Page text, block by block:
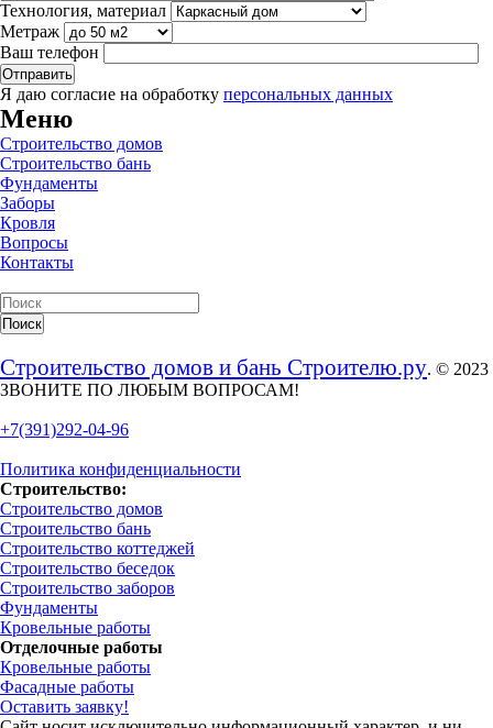
Технология, материал
Метраж
Ваш телефон
Я даю согласие на обработку персональных данных
Меню
Строительство домов
Строительство бань
Фундаменты
Заборы
Кровля
Вопросы
Контакты
Строительство домов и бань Строителю.ру. © 2023
ЗВОНИТЕ ПО ЛЮБЫМ ВОПРОСАМ!
+7(391)292-04-96
Политика конфиденциальности
Строительство:
Строительство домов
Строительство бань
Строительство коттеджей
Строительство беседок
Строительство заборов
Фундаменты
Кровельные работы
Отделочные работы
Кровельные работы
Фасадные работы
Оставить заявку!